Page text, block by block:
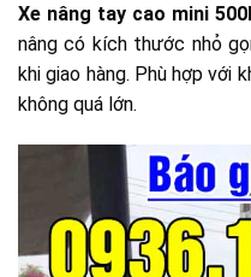
Xe nâng tay cao mini
nâng có kích thước nhỏ
khi giao hàng. Phù hợp với
không quá lớn.